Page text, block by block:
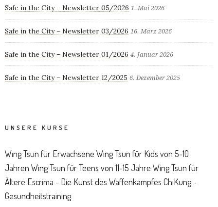
Safe in the City – Newsletter 05/2026 1. Mai 2026
Safe in the City – Newsletter 03/2026 16. März 2026
Safe in the City – Newsletter 01/2026 4. Januar 2026
Safe in the City – Newsletter 12/2025 6. Dezember 2025
UNSERE KURSE
Wing Tsun für Erwachsene Wing Tsun für Kids von 5-10
Jahren Wing Tsun für Teens von 11-15 Jahre Wing Tsun für
Ältere Escrima - Die Kunst des Waffenkampfes ChiKung -
Gesundheitstraining